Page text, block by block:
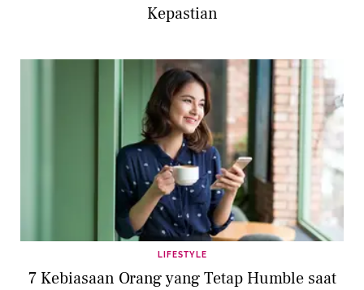
Kepastian
LIFESTYLE
7 Kebiasaan Orang yang Tetap Humble saat